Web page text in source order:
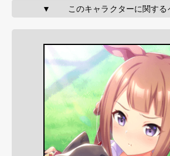
▼       このキャラクターに関す